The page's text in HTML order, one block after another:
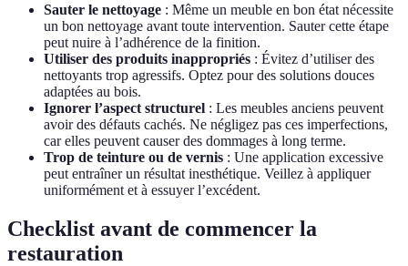
Sauter le nettoyage : Même un meuble en bon état nécessite
un bon nettoyage avant toute intervention. Sauter cette étape
peut nuire à l’adhérence de la finition.
Utiliser des produits inappropriés : Évitez d’utiliser des
nettoyants trop agressifs. Optez pour des solutions douces
adaptées au bois.
Ignorer l’aspect structurel : Les meubles anciens peuvent
avoir des défauts cachés. Ne négligez pas ces imperfections,
car elles peuvent causer des dommages à long terme.
Trop de teinture ou de vernis : Une application excessive
peut entraîner un résultat inesthétique. Veillez à appliquer
uniformément et à essuyer l’excédent.
Checklist avant de commencer la
restauration